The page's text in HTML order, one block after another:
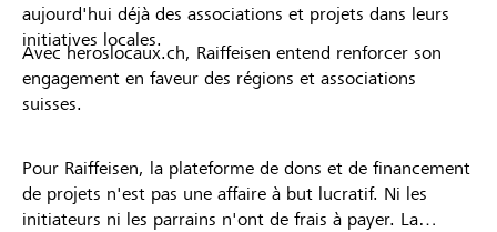
aujourd'hui déjà des associations et projets dans leurs
initiatives locales.
Avec heroslocaux.ch, Raiffeisen entend renforcer son
engagement en faveur des régions et associations
suisses.
Pour Raiffeisen, la plateforme de dons et de financement
de projets n'est pas une affaire à but lucratif. Ni les
initiateurs ni les parrains n'ont de frais à payer. La